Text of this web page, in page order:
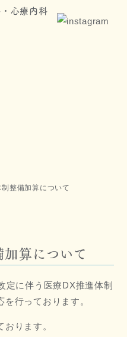
整備加算について
算について
定に伴う医療DX推進体制
行っております。
おります。